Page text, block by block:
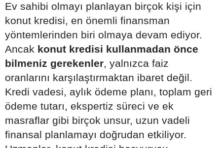
Ev sahibi olmayı planlayan birçok kişi için
konut kredisi, en önemli finansman
yöntemlerinden biri olmaya devam ediyor.
Ancak konut kredisi kullanmadan önce
bilmeniz gerekenler, yalnızca faiz
oranlarını karşılaştırmaktan ibaret değil.
Kredi vadesi, aylık ödeme planı, toplam geri
ödeme tutarı, ekspertiz süreci ve ek
masraflar gibi birçok unsur, uzun vadeli
finansal planlamayı doğrudan etkiliyor.